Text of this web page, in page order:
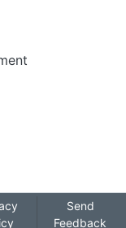
Send
Feedback